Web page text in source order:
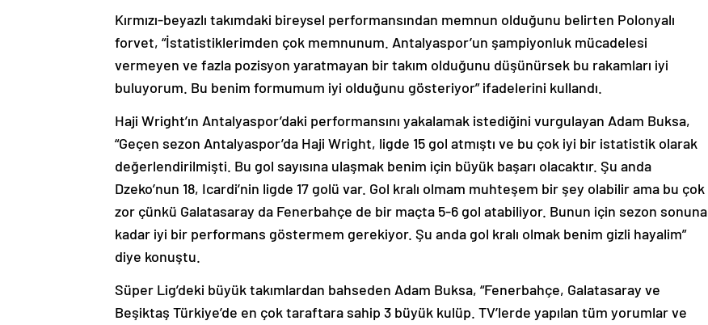
Kırmızı-beyazlı takımdaki bireysel performansından memnun olduğunu belirten Polonyalı
forvet, “İstatistiklerimden çok memnunum. Antalyaspor’un şampiyonluk mücadelesi
vermeyen ve fazla pozisyon yaratmayan bir takım olduğunu düşünürsek bu rakamları iyi
buluyorum. Bu benim formumum iyi olduğunu gösteriyor” ifadelerini kullandı.
Haji Wright’ın Antalyaspor’daki performansını yakalamak istediğini vurgulayan Adam Buksa,
“Geçen sezon Antalyaspor’da Haji Wright, ligde 15 gol atmıştı ve bu çok iyi bir istatistik olarak
değerlendirilmişti. Bu gol sayısına ulaşmak benim için büyük başarı olacaktır. Şu anda
Dzeko’nun 18, Icardi’nin ligde 17 golü var. Gol kralı olmam muhteşem bir şey olabilir ama bu çok
zor çünkü Galatasaray da Fenerbahçe de bir maçta 5-6 gol atabiliyor. Bunun için sezon sonuna
kadar iyi bir performans göstermem gerekiyor. Şu anda gol kralı olmak benim gizli hayalim”
diye konuştu.
Süper Lig’deki büyük takımlardan bahseden Adam Buksa, “Fenerbahçe, Galatasaray ve
Beşiktaş Türkiye’de en çok taraftara sahip 3 büyük kulüp. TV’lerde yapılan tüm yorumlar ve